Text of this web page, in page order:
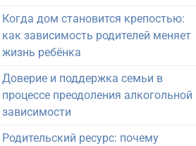
Когда дом становится крепостью:
как зависимость родителей меняет
жизнь ребёнка
Доверие и поддержка семьи в
процессе преодоления алкогольной
зависимости
Родительский ресурс: почему